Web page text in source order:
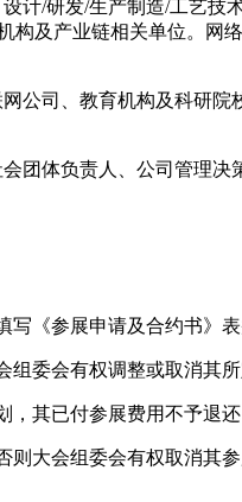
计/研发/生产制造/工艺
及产业链相关单位。网
公司、教育机构及科研
团体负责人、公司管理
《参展申请及合约书》
委会有权调整或取消其所
其已付参展费用不予退还
则大会组委会有权取消其